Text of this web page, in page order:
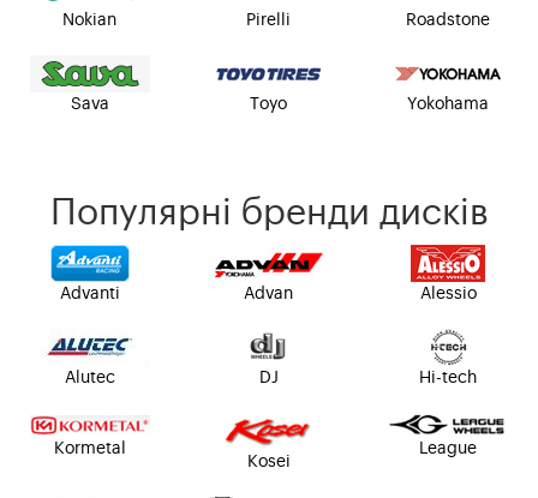
Nokian Pirelli Roadstone
Sava Toyo Yokohama
Популярні бренди дисків
Advanti Advan Alessio
Alutec DJ Hi-tech
Kormetal
Kosei
League